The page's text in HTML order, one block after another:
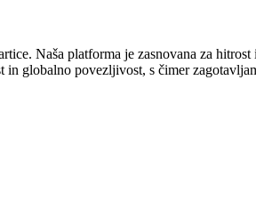
Naša platforma je zasnovana za
globalno povezljivost, s čimer